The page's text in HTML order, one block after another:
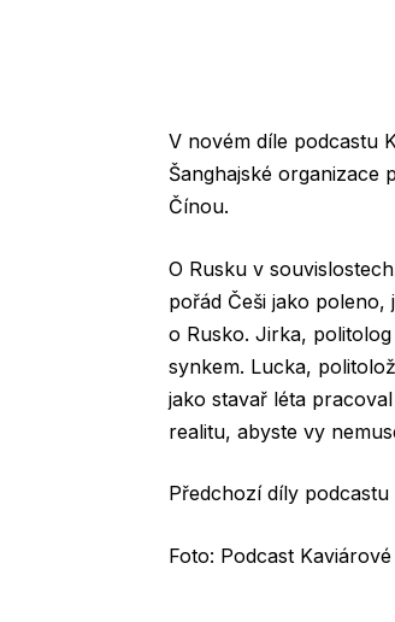
V novém díle podcastu
Šanghajské organizace
Čínou.
O Rusku v
pořád Češi jako
o Rusko. Jirka,
synkem. Lucka,
jako stavař léta
realitu, abyste vy
Předchozí díly podcastu
Foto: Podcast